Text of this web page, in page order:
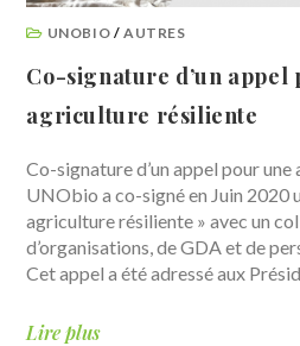
UNOBIO /AUTRES
Co-signature d’un appel
agriculture résiliente
Co-signature d’un appel pour
UNObio a co-signé en Juin 2020
agriculture résiliente » avec un
d’organisations, de GDA et de
Cet appel a été adressé aux
Lire plus